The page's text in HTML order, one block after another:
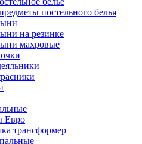
постельного белья
на резинке
махровые
Евро
трансформер